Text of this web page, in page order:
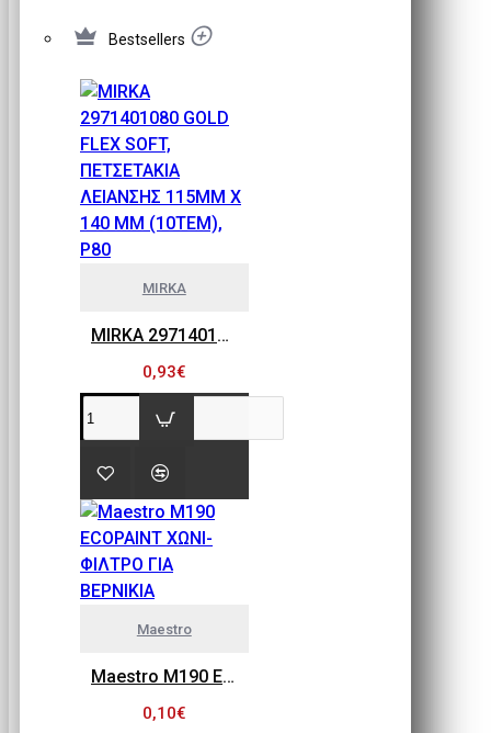
Bestsellers
MIRKA
MIRKA 2971401080 GOLD FLEX SOFT, ΠΕΤΣΕΤΑΚΙΑ ΛΕΙΑΝΣΗΣ 115MM X 140 MM (10ΤΕΜ), P80
0,93€
Maestro
Maestro M190 ECOPAINT ΧΩΝΙ-ΦΙΛΤΡΟ ΓΙΑ ΒΕΡΝΙΚΙΑ
0,10€